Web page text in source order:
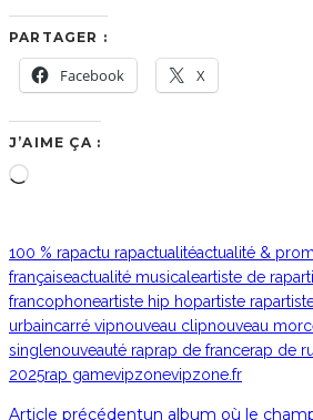
PARTAGER :
Facebook X
J’AIME ÇA :
Chargement…
100 % rapactu rapactualitéactualité &
françaiseactualité musicaleartiste de rap
francophoneartiste hip hopartiste rap
urbaincarré vipnouveau clipnouveau
singlenouveauté raprap de francerap de
2025rap gamevipzonevipzone.fr
Article précédentun album où le